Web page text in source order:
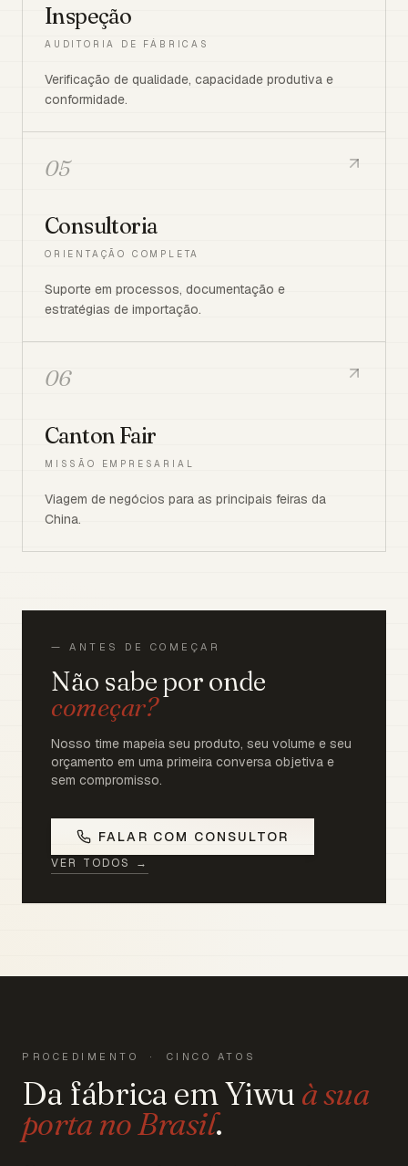
Inspeção
AUDITORIA DE FÁBRICAS
Verificação de qualidade, capacidade produtiva e
conformidade.
05
Consultoria
ORIENTAÇÃO COMPLETA
Suporte em processos, documentação e
estratégias de importação.
06
Canton Fair
MISSÃO EMPRESARIAL
Viagem de negócios para as principais feiras da
China.
— ANTES DE COMEÇAR
Não sabe por onde
começar?
Nosso time mapeia seu produto, seu volume e seu
orçamento em uma primeira conversa objetiva e
sem compromisso.
FALAR COM CONSULTOR
VER TODOS →
PROCEDIMENTO · CINCO ATOS
Da fábrica em Yiwu à sua
porta no Brasil.